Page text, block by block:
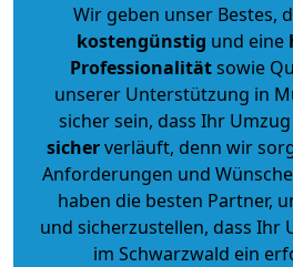
Wir geben unser Bestes,
kostengünstig und eine
Professionalitätsowie
unserer Unterstützung in
sicher sein, dass Ihr Umzug
sicherverläuft, denn wir
Anforderungen und
haben die besten Partner,
und sicherzustellen, dass Ihr
im Schwarzwald ein